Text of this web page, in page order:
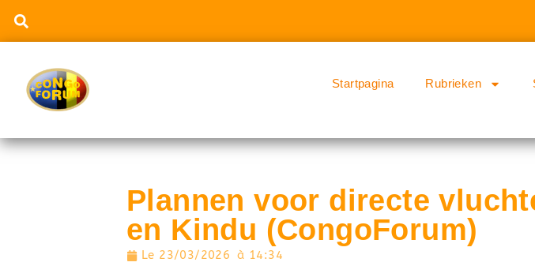
Startpagina Rubrieken
Plannen voor directe
en Kindu (CongoForum)
Le 23/03/2026 à 14:34